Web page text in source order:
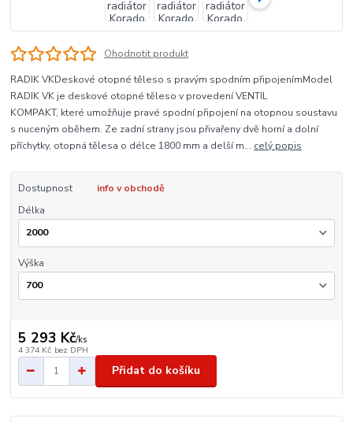
Ohodnotit produkt
RADIK VKDeskové otopné těleso s pravým spodním připojenímModel
RADIK VK je deskové otopné těleso v provedení VENTIL
KOMPAKT, které umožňuje pravé spodní připojení na otopnou soustavu
s nuceným oběhem. Ze zadní strany jsou přivařeny dvě horní a dolní
příchytky, otopná tělesa o délce 1800 mm a delší m... celý popis
Dostupnost
info v obchodě
Délka
Výška
5 293 Kč/ks
4 374 Kč bez DPH
Přidat do košíku